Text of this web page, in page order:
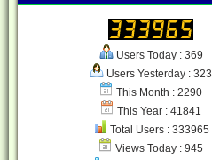
Users Today : 369
Users Yesterday : 323
This Month : 2290
This Year : 41841
Total Users : 333965
Views Today : 945